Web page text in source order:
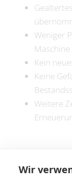
Wir
Weniger
Kein
Keine
Weitere